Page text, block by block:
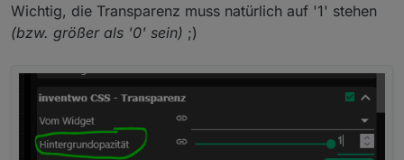
Wichtig, die Transparenz muss natürlich auf '1' stehen
(bzw. größer als '0' sein) ;)